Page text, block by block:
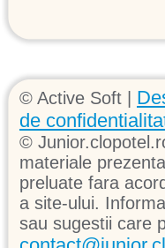
© Active Soft |
de
©
materiale
preluate fara
a site-ului.
sau sugestii care